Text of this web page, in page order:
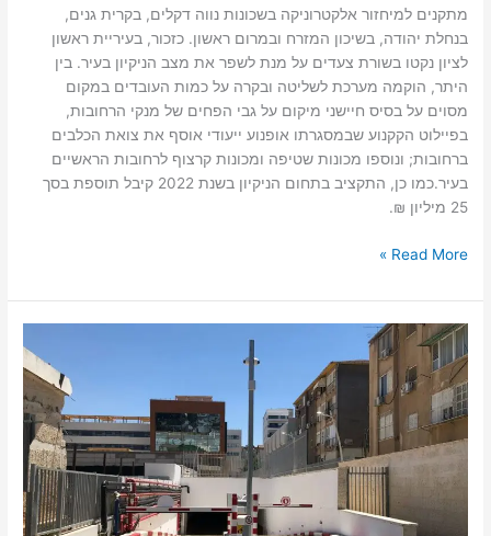
מתקנים למיחזור אלקטרוניקה בשכונות נווה דקלים, בקרית גנים,
בנחלת יהודה, בשיכון המזרח ובמרום ראשון. כזכור, בעיריית ראשון
לציון נקטו בשורת צעדים על מנת לשפר את מצב הניקיון בעיר. בין
היתר, הוקמה מערכת לשליטה ובקרה על כמות העובדים במקום
מסוים על בסיס חיישני מיקום על גבי הפחים של מנקי הרחובות,
בפיילוט הקקנוע שבמסגרתו אופנוע ייעודי אוסף את צואת הכלבים
ברחובות; ונוספו מכונות שטיפה ומכונות קרצוף לרחובות הראשיים
בעיר.כמו כן, התקציב בתחום הניקיון בשנת 2022 קיבל תוספת בסך
25 מיליון ₪.
Read More »
עיריית
ראשון
לציון
הכשירה
חניוני
לילה
לרווחת
התושבים